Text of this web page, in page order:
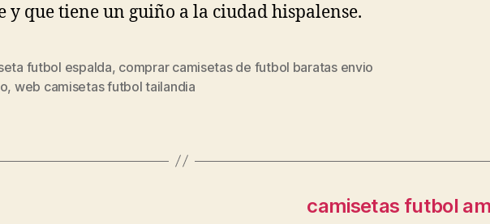
y que tiene un guiño a la ciudad hispalense.
futbol espalda, comprar camisetas de futbol baratas envio
, web camisetas futbol tailandia
camisetas futbol